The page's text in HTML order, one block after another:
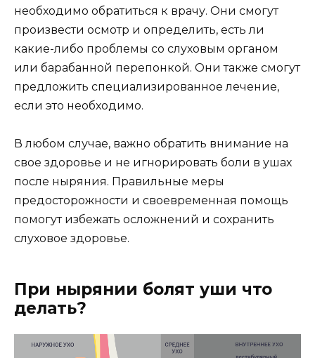
необходимо обратиться к врачу. Они смогут
произвести осмотр и определить, есть ли
какие-либо проблемы со слуховым органом
или барабанной перепонкой. Они также смогут
предложить специализированное лечение,
если это необходимо.
В любом случае, важно обратить внимание на
свое здоровье и не игнорировать боли в ушах
после ныряния. Правильные меры
предосторожности и своевременная помощь
помогут избежать осложнений и сохранить
слуховое здоровье.
При нырянии болят уши что
делать?